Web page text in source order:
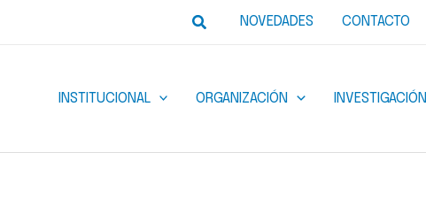
BuscarNOVEDADES CONTACTO
INSTITUCIONAL ORGANIZACIÓN INVESTIGACIÓN